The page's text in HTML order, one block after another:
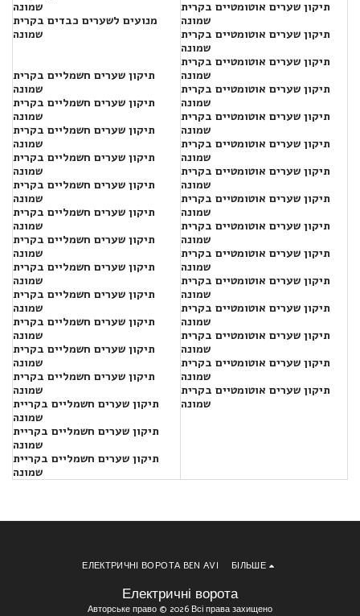
שמונה
מנועים לשערים כבדים בקרית
שמונה
תיקון שערים חשמליים בקרית
שמונה
תיקון שערים חשמליים בקרית
שמונה
תיקון שערים חשמליים בקרית
שמונה
תיקון שערים חשמליים בקרית
שמונה
תיקון שערים חשמליים בקרית
שמונה
תיקון שערים חשמליים בקרית
שמונה
תיקון שערים חשמליים בקרית
שמונה
תיקון שערים חשמליים בקרית
שמונה
תיקון שערים חשמליים בקרית
שמונה
תיקון שערים חשמליים בקרית
שמונה
תיקון שערים חשמליים בקרית
שמונה
תיקון שערים חשמליים בקרית
שמונה
תיקון שערים חשמליים בקריית
שמונה
תיקון שערים חשמליים בקריית
שמונה
תיקון שערים חשמליים בקריית
שמונה
תיקון שערים אוטומטיים בקרית
שמונה
תיקון שערים אוטומטיים בקרית
שמונה
תיקון שערים אוטומטיים בקרית
שמונה
תיקון שערים אוטומטיים בקרית
שמונה
תיקון שערים אוטומטיים בקרית
שמונה
תיקון שערים אוטומטיים בקרית
שמונה
תיקון שערים אוטומטיים בקרית
שמונה
תיקון שערים אוטומטיים בקרית
שמונה
תיקון שערים אוטומטיים בקרית
שמונה
תיקון שערים אוטומטיים בקרית
שמונה
תיקון שערים אוטומטיים בקרית
שמונה
תיקון שערים אוטומטיים בקרית
שמונה
תיקון שערים אוטומטיים בקרית
שמונה
תיקון שערים אוטומטיים בקרית
שמונה
תיקון שערים אוטומטיים בקרית
שמונה
Електричні ворота
Авторське право © 2026 Всі права захищено
ЕЛЕКТРИЧНІ ВОРОТА BEN AVI БІЛЬШЕ